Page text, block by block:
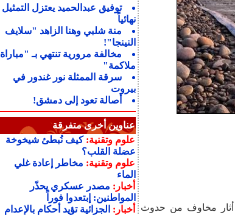
مخاوف من حدوث
توفيق عبدالحميد يعتزل التمثيل
نهائياً
منة شلبي وهنا الزاهد "سلايف
النينجا"!
مخالفة مرورية تنتهي بـ "مباراة
ملاكمة"
سرقة الممثلة نور غندور في
بيروت
أصالة تعود إلى دمشق!
عناوين أخرى متفرقة
علوم وتقنية:كيف نُبطئ شيخوخة
عضلة القلب؟
علوم وتقنية: مخاطر إعادة غلي
الماء
أخبار: مصدر عسكري يحذّر
المواطنين: إبتعدوا فوراً
أخبار: الجزائية تؤيد أحكام بالإعدام